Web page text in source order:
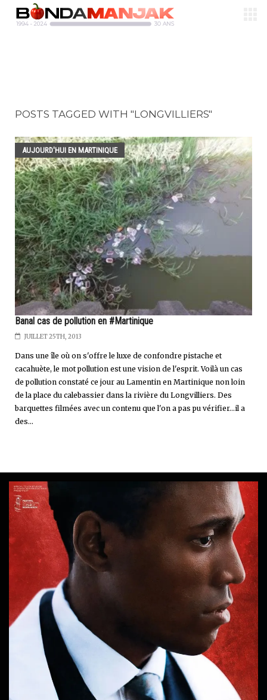
POSTS TAGGED WITH "LONGVILLIERS"
AUJOURD'HUI EN MARTINIQUE
Banal cas de pollution en #Martinique
JUILLET 25TH, 2013
Dans une île où on s'offre le luxe de confondre pistache et
cacahuète, le mot pollution est une vision de l'esprit. Voilà un cas
de pollution constaté ce jour au Lamentin en Martinique non loin
de la place du calebassier dans la rivière du Longvilliers. Des
barquettes filmées avec un contenu que l'on a pas pu vérifier...il a
des...